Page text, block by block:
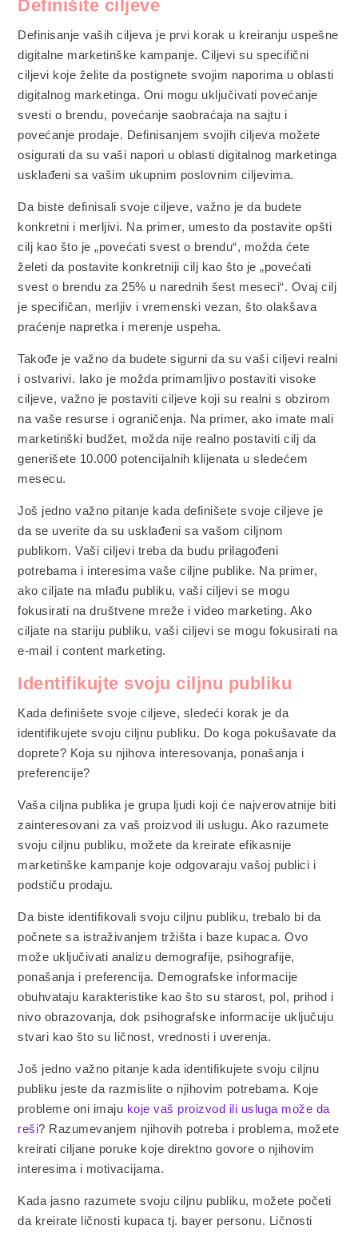
Definišite ciljeve
Definisanje vaših ciljeva je prvi korak u kreiranju uspešne
digitalne marketinške kampanje. Ciljevi su specifični
ciljevi koje želite da postignete svojim naporima u oblasti
digitalnog marketinga. Oni mogu uključivati povećanje
svesti o brendu, povećanje saobraćaja na sajtu i
povećanje prodaje. Definisanjem svojih ciljeva možete
osigurati da su vaši napori u oblasti digitalnog marketinga
usklađeni sa vašim ukupnim poslovnim ciljevima.
Da biste definisali svoje ciljeve, važno je da budete
konkretni i merljivi. Na primer, umesto da postavite opšti
cilj kao što je „povećati svest o brendu“, možda ćete
želeti da postavite konkretniji cilj kao što je „povećati
svest o brendu za 25% u narednih šest meseci“. Ovaj cilj
je specifičan, merljiv i vremenski vezan, što olakšava
praćenje napretka i merenje uspeha.
Takođe je važno da budete sigurni da su vaši ciljevi realni
i ostvarivi. Iako je možda primamljivo postaviti visoke
ciljeve, važno je postaviti ciljeve koji su realni s obzirom
na vaše resurse i ograničenja. Na primer, ako imate mali
marketinški budžet, možda nije realno postaviti cilj da
generišete 10.000 potencijalnih klijenata u sledećem
mesecu.
Još jedno važno pitanje kada definišete svoje ciljeve je
da se uverite da su usklađeni sa vašom ciljnom
publikom. Vaši ciljevi treba da budu prilagođeni
potrebama i interesima vaše ciljne publike. Na primer,
ako ciljate na mlađu publiku, vaši ciljevi se mogu
fokusirati na društvene mreže i video marketing. Ako
ciljate na stariju publiku, vaši ciljevi se mogu fokusirati na
e-mail i content marketing.
Identifikujte svoju ciljnu publiku
Kada definišete svoje ciljeve, sledeći korak je da
identifikujete svoju ciljnu publiku. Do koga pokušavate da
doprete? Koja su njihova interesovanja, ponašanja i
preferencije?
Vaša ciljna publika je grupa ljudi koji će najverovatnije biti
zainteresovani za vaš proizvod ili uslugu. Ako razumete
svoju ciljnu publiku, možete da kreirate efikasnije
marketinške kampanje koje odgovaraju vašoj publici i
podstiču prodaju.
Da biste identifikovali svoju ciljnu publiku, trebalo bi da
počnete sa istraživanjem tržišta i baze kupaca. Ovo
može uključivati analizu demografije, psihografije,
ponašanja i preferencija. Demografske informacije
obuhvataju karakteristike kao što su starost, pol, prihod i
nivo obrazovanja, dok psihografske informacije uključuju
stvari kao što su ličnost, vrednosti i uverenja.
Još jedno važno pitanje kada identifikujete svoju ciljnu
publiku jeste da razmislite o njihovim potrebama. Koje
probleme oni imaju koje vaš proizvod ili usluga može da
reši? Razumevanjem njihovih potreba i problema, možete
kreirati ciljane poruke koje direktno govore o njihovim
interesima i motivacijama.
Kada jasno razumete svoju ciljnu publiku, možete početi
da kreirate ličnosti kupaca tj. bayer personu. Ličnosti